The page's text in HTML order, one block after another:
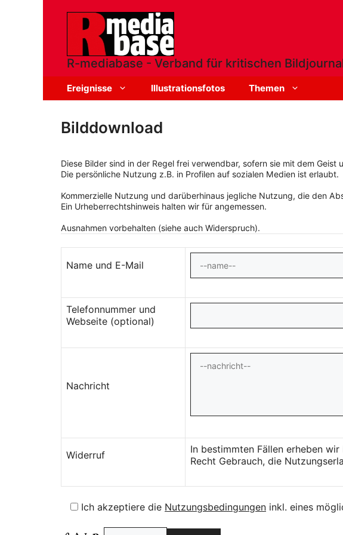
R-mediabase - Verband für kritischen
Ereignisse Illustrationsfotos Themen
Bilddownload
Diese Bilder sind in der Regel frei verwendbar, sofern sie mit dem
Die persönliche Nutzung z.B. in Profilen auf sozialen Medien ist erlaubt.
Kommerzielle Nutzung und darüberhinaus jegliche Nutzung, die den
Ein Urheberrechtshinweis halten wir für angemessen.
Ausnahmen vorbehalten (siehe auch Widerspruch).
Name und E-Mail
Telefonnummer und
Webseite (optional)
Nachricht
Widerruf
In bestimmten Fällen erheben
Recht Gebrauch, die
Ich akzeptiere die Nutzungsbedingungen inkl. eines